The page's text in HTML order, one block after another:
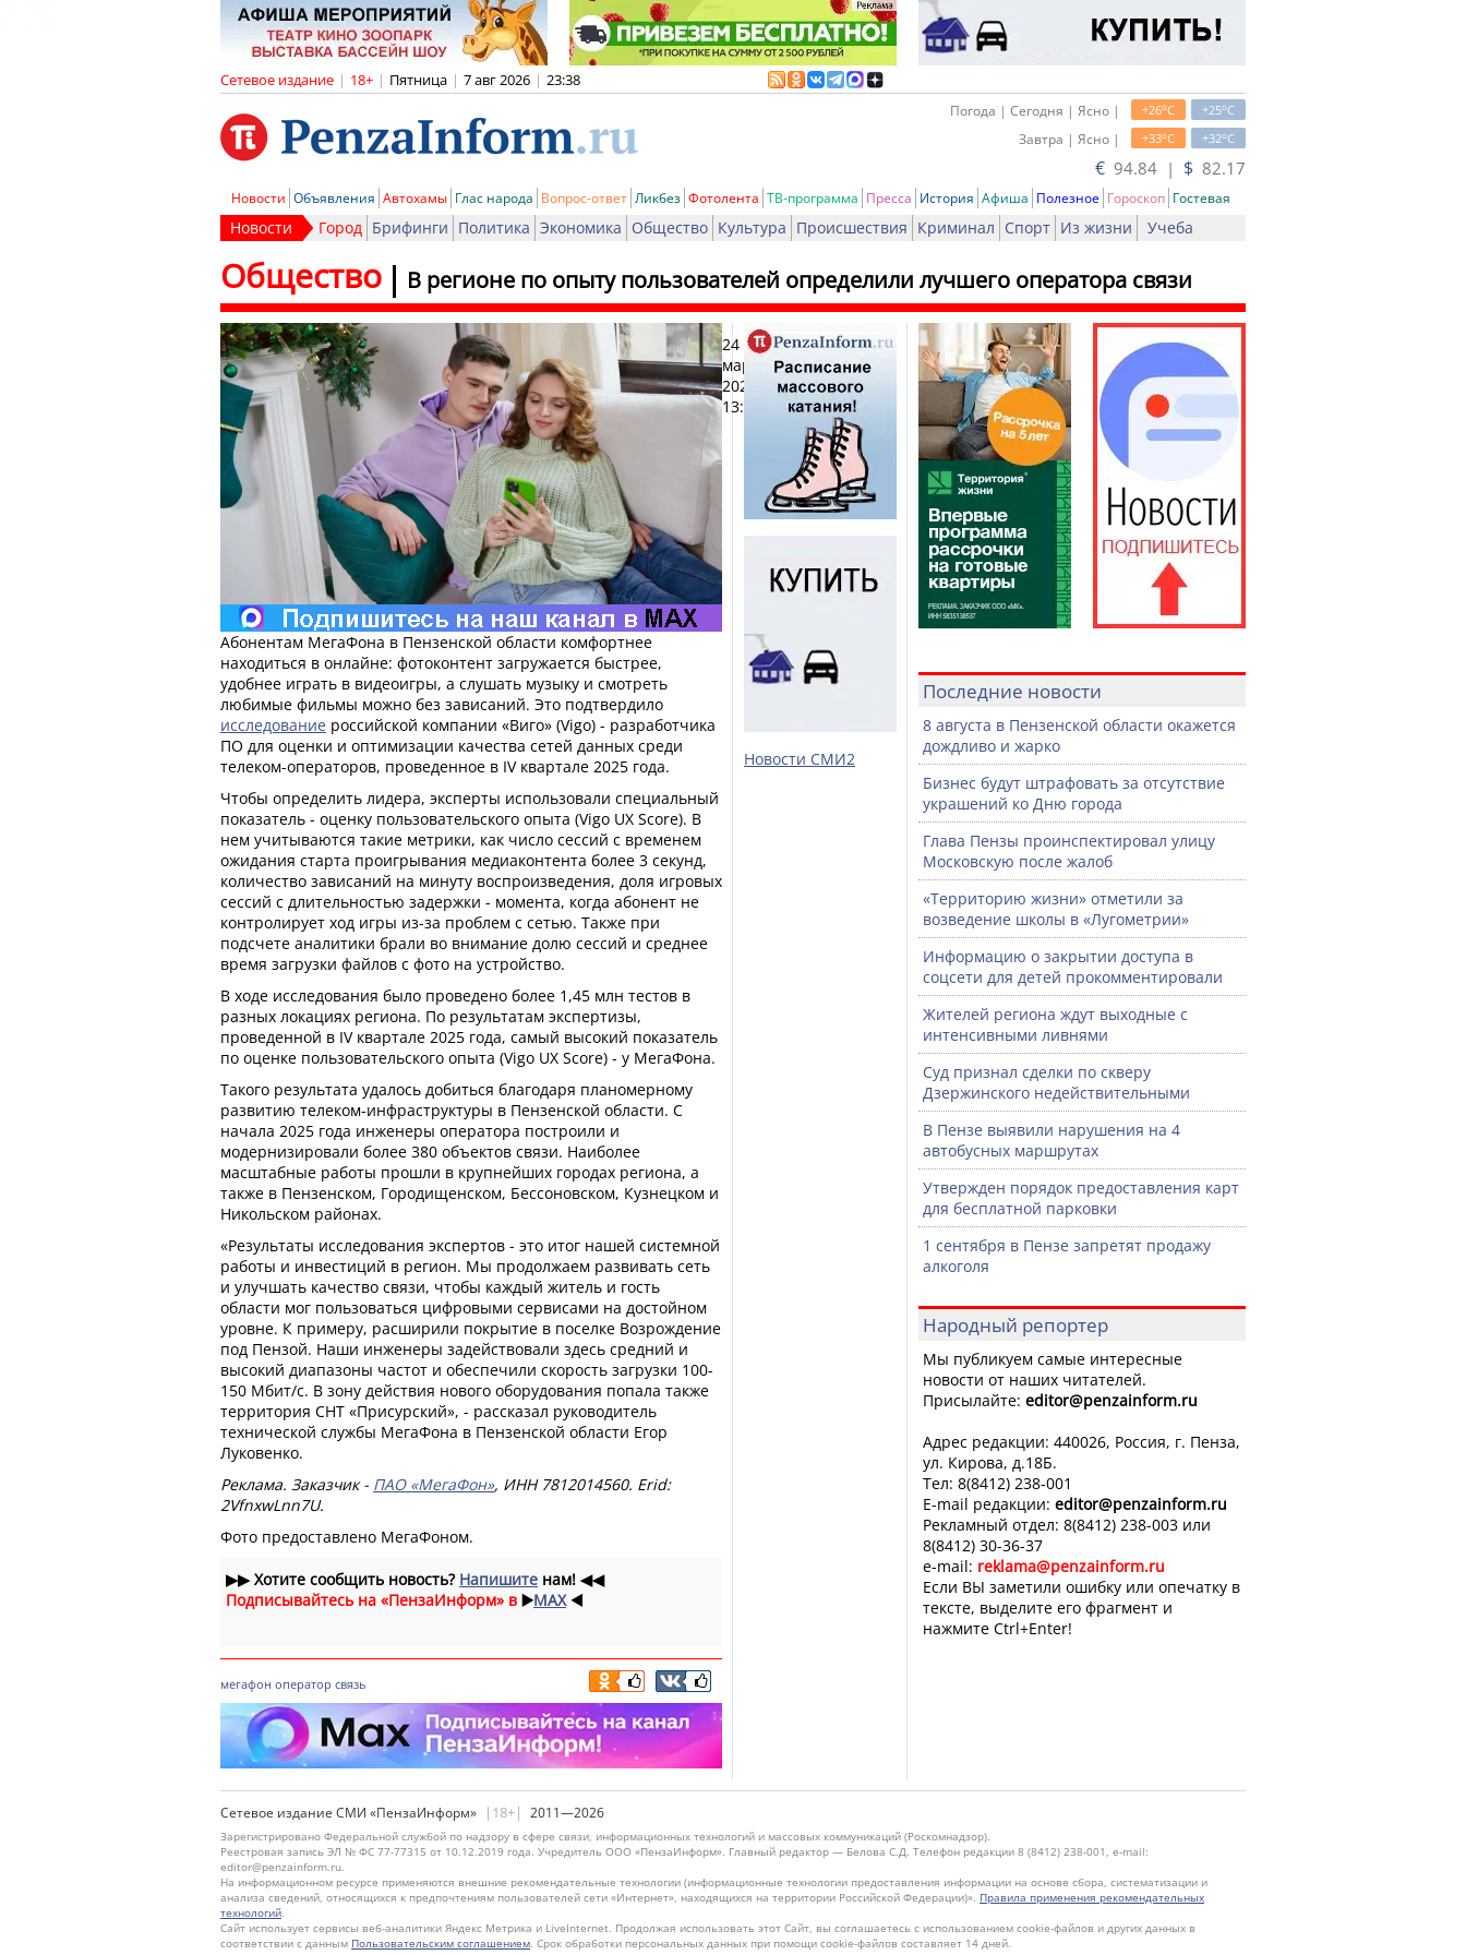
Сетевое издание | 18+ | Пятница | 7 авг 2026 | 23:38
+25oC
+26oC
Погода | Сегодня | Ясно |
+32oC
+33oC
Завтра | Ясно |
€ 94.84 | $ 82.17
Новости Объявления Автохамы Глас народа Вопрос-ответ Ликбез Фотолента ТВ-программа Пресса История Афиша Полезное Гороскоп Гостевая
Новости Город Брифинги Политика Экономика Общество Культура Происшествия Криминал Спорт Из жизни Учеба
В регионе по опыту пользователей определили лучшего оператора связи
Общество
24
марта
2026,
13:03
Печать
Абонентам МегаФона в Пензенской области комфортнее
находиться в онлайне: фотоконтент загружается быстрее,
удобнее играть в видеоигры, а слушать музыку и смотреть
любимые фильмы можно без зависаний. Это подтвердило
исследование российской компании «Виго» (Vigo) - разработчика
ПО для оценки и оптимизации качества сетей данных среди
телеком-операторов, проведенное в IV квартале 2025 года.
Чтобы определить лидера, эксперты использовали специальный
показатель - оценку пользовательского опыта (Vigo UX Score). В
нем учитываются такие метрики, как число сессий с временем
ожидания старта проигрывания медиаконтента более 3 секунд,
количество зависаний на минуту воспроизведения, доля игровых
сессий с длительностью задержки - момента, когда абонент не
контролирует ход игры из-за проблем с сетью. Также при
подсчете аналитики брали во внимание долю сессий и среднее
время загрузки файлов с фото на устройство.
В ходе исследования было проведено более 1,45 млн тестов в
разных локациях региона. По результатам экспертизы,
проведенной в IV квартале 2025 года, самый высокий показатель
по оценке пользовательского опыта (Vigo UX Score) - у МегаФона.
Такого результата удалось добиться благодаря планомерному
развитию телеком-инфраструктуры в Пензенской области. С
начала 2025 года инженеры оператора построили и
модернизировали более 380 объектов связи. Наиболее
масштабные работы прошли в крупнейших городах региона, а
также в Пензенском, Городищенском, Бессоновском, Кузнецком и
Никольском районах.
«Результаты исследования экспертов - это итог нашей системной
работы и инвестиций в регион. Мы продолжаем развивать сеть
и улучшать качество связи, чтобы каждый житель и гость
области мог пользоваться цифровыми сервисами на достойном
уровне. К примеру, расширили покрытие в поселке Возрождение
под Пензой. Наши инженеры задействовали здесь средний и
высокий диапазоны частот и обеспечили скорость загрузки 100-
150 Мбит/c. В зону действия нового оборудования попала также
территория СНТ «Присурский», - рассказал руководитель
технической службы МегаФона в Пензенской области Егор
Луковенко.
Реклама. Заказчик - ПАО «МегаФон», ИНН 7812014560. Еrid:
2VfnxwLnn7U.
Фото предоставлено МегаФоном.
▶▶Хотите сообщить новость? Напишите нам! ◀◀
Подписывайтесь на «ПензаИнформ» в ▶️MAX ◀️
мегафон оператор связь
Новости СМИ2
Последние новости
8 августа в Пензенской области окажется
дождливо и жарко
Бизнес будут штрафовать за отсутствие
украшений ко Дню города
Глава Пензы проинспектировал улицу
Московскую после жалоб
«Территорию жизни» отметили за
возведение школы в «Лугометрии»
Информацию о закрытии доступа в
соцсети для детей прокомментировали
Жителей региона ждут выходные с
интенсивными ливнями
Суд признал сделки по скверу
Дзержинского недействительными
В Пензе выявили нарушения на 4
автобусных маршрутах
Утвержден порядок предоставления карт
для бесплатной парковки
1 сентября в Пензе запретят продажу
алкоголя
Народный репортер
Мы публикуем самые интересные
новости от наших читателей.
Присылайте: editor@penzainform.ru
Адрес редакции: 440026, Россия, г. Пенза,
ул. Кирова, д.18Б.
Тел: 8(8412) 238-001
E-mail редакции: editor@penzainform.ru
Рекламный отдел: 8(8412) 238-003 или
8(8412) 30-36-37
e-mail: reklama@penzainform.ru
Если ВЫ заметили ошибку или опечатку в
тексте, выделите его фрагмент и
нажмите Ctrl+Enter!
Сетевое издание СМИ «ПензаИнформ» |18+| 2011—2026
Зарегистрировано Федеральной службой по надзору в сфере связи, информационных технологий и массовых коммуникаций (Роскомнадзор).
Реестровая запись ЭЛ № ФС 77-77315 от 10.12.2019 года. Учредитель ООО «ПензаИнформ». Главный редактор — Белова С.Д. Телефон редакции 8 (8412) 238-001, e-mail:
editor@penzainform.ru.
На информационном ресурсе применяются внешние рекомендательные технологии (информационные технологии предоставления информации на основе сбора, систематизации и
анализа сведений, относящихся к предпочтениям пользователей сети «Интернет», находящихся на территории Российской Федерации)». Правила применения рекомендательных
технологий.
Сайт использует сервисы веб-аналитики Яндекс Метрика и LiveInternet. Продолжая использовать этот Сайт, вы соглашаетесь с использованием cookie-файлов и других данных в
соответствии с данным Пользовательским соглашением. Срок обработки персональных данных при помощи cookie-файлов составляет 14 дней.